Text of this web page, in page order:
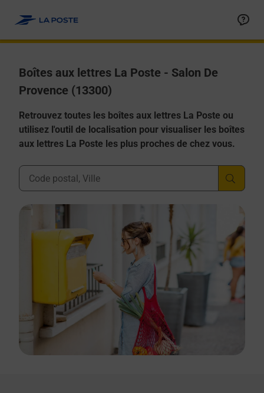
Boîtes aux lettres La Poste - Salon De
Provence (13300)
Retrouvez toutes les boîtes aux lettres La Poste ou
utilisez l'outil de localisation pour visualiser les boîtes
aux lettres La Poste les plus proches de chez vous.
Ville, Département, Code Postal